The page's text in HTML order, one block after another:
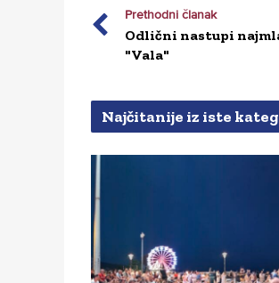
Prethodni članak
Odlični nastupi
"Vala"
Najčitanije iz iste